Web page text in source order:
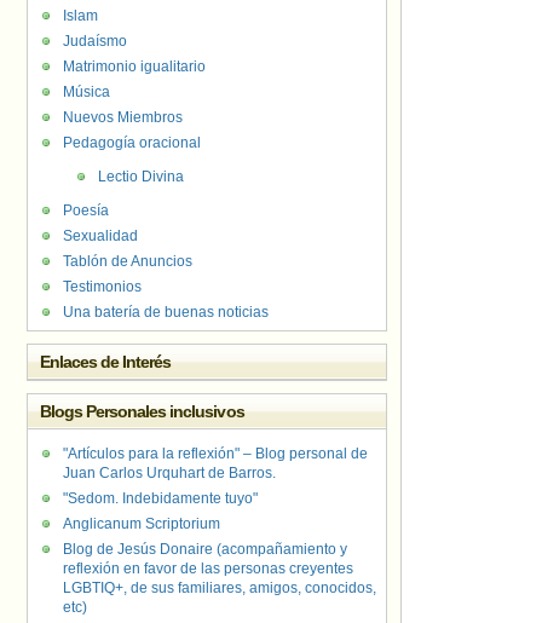
Islam
Judaísmo
Matrimonio igualitario
Música
Nuevos Miembros
Pedagogía oracional
Lectio Divina
Poesía
Sexualidad
Tablón de Anuncios
Testimonios
Una batería de buenas noticias
Enlaces de Interés
Blogs Personales inclusivos
"Artículos para la reflexión" – Blog personal de
Juan Carlos Urquhart de Barros.
"Sedom. Indebidamente tuyo"
Anglicanum Scriptorium
Blog de Jesús Donaire (acompañamiento y
reflexión en favor de las personas creyentes
LGBTIQ+, de sus familiares, amigos, conocidos,
etc)